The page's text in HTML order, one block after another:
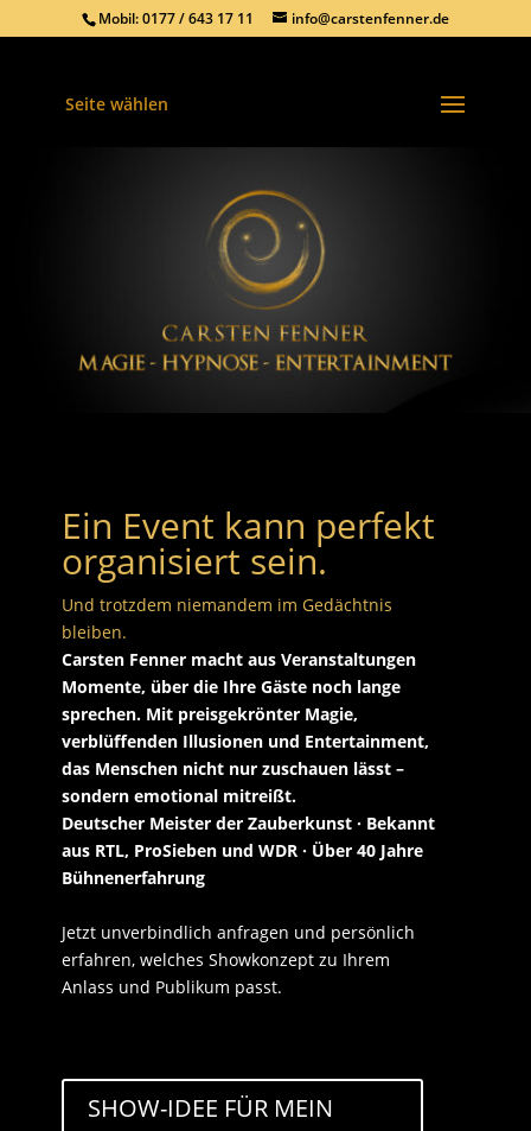
Mobil: 0177 / 643 17 11 info@carstenfenner.de
Seite wählen
Ein Event kann perfekt
organisiert sein.
Und trotzdem niemandem im Gedächtnis
bleiben.
Carsten Fenner macht aus Veranstaltungen
Momente, über die Ihre Gäste noch lange
sprechen. Mit preisgekrönter Magie,
verblüffenden Illusionen und Entertainment,
das Menschen nicht nur zuschauen lässt –
sondern emotional mitreißt.
Deutscher Meister der Zauberkunst · Bekannt
aus RTL, ProSieben und WDR · Über 40 Jahre
Bühnenerfahrung
Jetzt unverbindlich anfragen und persönlich
erfahren, welches Showkonzept zu Ihrem
Anlass und Publikum passt.
SHOW-IDEE FÜR MEIN